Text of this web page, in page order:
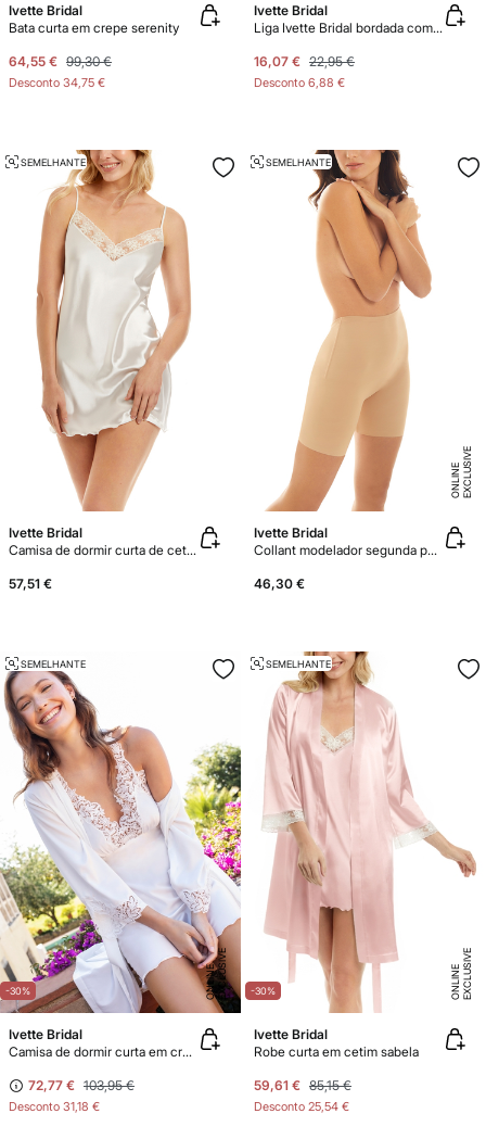
Ivette Bridal
Bata curta em crepe serenity
64,55 € 99,30 €
Desconto 34,75 €
Ivette Bridal
Liga Ivette Bridal bordada com laçada em branco
16,07 € 22,95 €
Desconto 6,88 €
SEMELHANTE
Ivette Bridal
Camisa de dormir curta de cetim Sabela
57,51 €
E
X
C
L
U
SI
V
E
O
N
LI
N
E
SEMELHANTE
Ivette Bridal
Collant modelador segunda pele
46,30 €
-30% E
X
C
L
U
SI
V
E
O
N
LI
N
E
SEMELHANTE
Ivette Bridal
Camisa de dormir curta em crepe azul serenity
72,77 € 103,95 €
Desconto 31,18 €
-30% E
X
C
L
U
SI
V
E
O
N
LI
N
E
SEMELHANTE
Ivette Bridal
Robe curta em cetim sabela
59,61 € 85,15 €
Desconto 25,54 €